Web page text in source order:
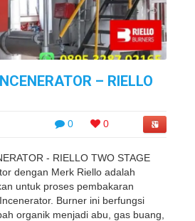
– RIELLO
0 0
- RIELLO TWO STAGE
dengan Merk Riello adalah
untuk proses pembakaran
Burner ini berfungsi
organik menjadi abu, gas buang,